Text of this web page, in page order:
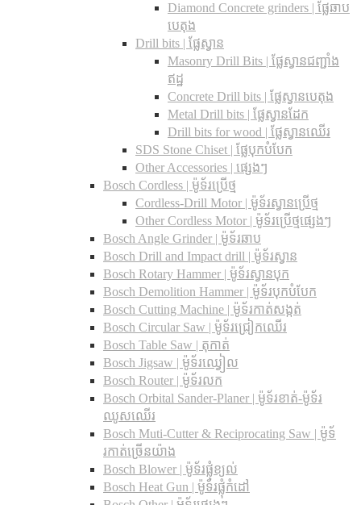
Diamond Concrete grinders | ផ្លែឆាប
បេតុង
Drill bits |​ ផ្លែស្វាន
Masonry Drill Bits |​ ផ្លែស្វានជញ្ជាំង
ឥដ្ឋ
Concrete Drill bits |​ ផ្លែស្វានបេតុង
Metal Drill bits |​ ផ្លែស្វានដែក
Drill bits for wood |​ ផ្លែស្វានឈើរ
SDS Stone Chiset |​ ផ្លែបុកបំបែក
Other Accessories | ផ្សេងៗ
Bosch Cordless | ម៉ូទ័រប្រើថ្ម
Cordless-Drill Motor | ម៉ូទ័រស្វានប្រើថ្ម
Other Cordless Motor | ម៉ូទ័រប្រើថ្មផ្សេងៗ
Bosch Angle Grinder | ម៉ូទ័រឆាប
Bosch Drill and Impact drill | ម៉ូទ័រស្វាន
Bosch Rotary Hammer | ម៉ូទ័រស្វានបុក
Bosch Demolition Hammer | ម៉ូទ័របុកបំបែក
Bosch Cutting Machine | ម៉ូទ័រកាត់សង្កត់
Bosch Circular Saw | ម៉ូទ័រជ្រៀកឈើរ
Bosch Table Saw | តុកាត់
Bosch Jigsaw | ម៉ូទ័រឈ្វៀល
Bosch Router | ម៉ូទ័រលក
Bosch Orbital Sander-Planer​ | ម៉ូទ័រខាត់-ម៉ូទ័រ
ឈូសឈើរ
Bosch Muti-Cutter & Reciprocating Saw​ | ម៉ូទ័
រកាត់ច្រើនយ៉ាង
Bosch Blower | ម៉ូទ័រផ្លុំខ្យល់
Bosch Heat Gun | ម៉ូទ័រផ្លុំកំដៅ